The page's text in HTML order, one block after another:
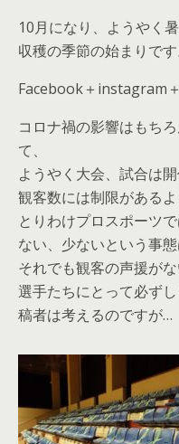
10月になり、ようやく
収穫の季節の始まりです
Facebook＋instagram
コロナ禍の影響はもち
て、
ようやく大会、試合は
観客数には制限があるよ
とりわけプロスポーツ
ない、少ないという事態
それでも観客の声援がな
選手たちにとって必ず
稿者は考えるのですが…